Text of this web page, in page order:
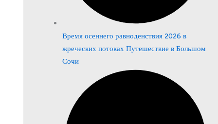
Время осеннего равноденствия 2026 в
жреческих потоках Путешествие в Большом
Сочи